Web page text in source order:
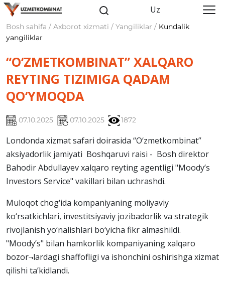
Uz
Bosh sahifa / Axborot xizmati / Yangiliklar / Kundalik
yangiliklar
“O‘ZMETKOMBINAT” XALQARO
REYTING TIZIMIGA QADAM
QO‘YMOQDA
07.10.2025 07.10.2025 1872
Londonda xizmat safari doirasida “O‘zmetkombinat”
aksiyadorlik jamiyati Boshqaruvi raisi - Bosh direktor
Bahodir Abdullayev xalqaro reyting agentligi "Moody’s
Investors Service" vakillari bilan uchrashdi.
Muloqot chog‘ida kompaniyaning moliyaviy
ko‘rsatkichlari, investitsiyaviy jozibadorlik va strategik
rivojlanish yo‘nalishlari bo‘yicha fikr almashildi.
"Moody’s" bilan hamkorlik kompaniyaning xalqaro
bozor¬lardagi shaffofligi va ishonchini oshirishga xizmat
qilishi ta’kidlandi.